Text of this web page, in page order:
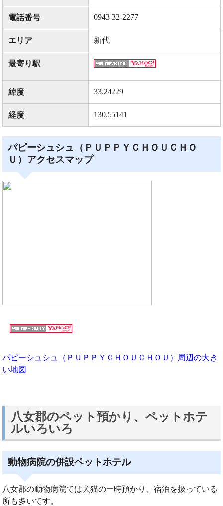
電話番号 0943-32-2277
エリア 新代
最寄り駅
緯度 33.24229
経度 130.55141
パピーシュシュ（ＰＵＰＰＹＣＨＯＵＣＨＯ
Ｕ）アクセスマップ
パピーシュシュ（ＰＵＰＰＹＣＨＯＵＣＨＯＵ）周辺の大き
い地図
八女郡のペット預かり、ペットホテ
ルいろいろ
動物病院の併設ペットホテル
八女郡の動物病院では犬猫の一時預かり、宿泊を扱っている
所も多いです。